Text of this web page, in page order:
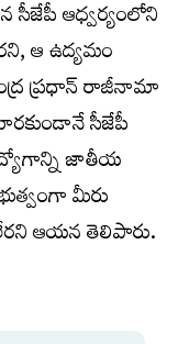
సీజేపీ ఆధ్వర్యంలోని
ఆ ఉద్యమం
ప్రధాన్ రాజీనామా
సీజేపీ
జాతీయ
మీరు
ఆయన తెలిపారు.